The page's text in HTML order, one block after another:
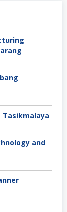
Tasikmalaya
and